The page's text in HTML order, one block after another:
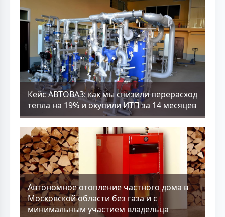
Кейс АВТОВАЗ: как мы снизили перерасход
тепла на 19% и окупили ИТП за 14 месяцев
Aвтономное отопление частного дома в
Московской области без газа и с
минимальным участием владельца